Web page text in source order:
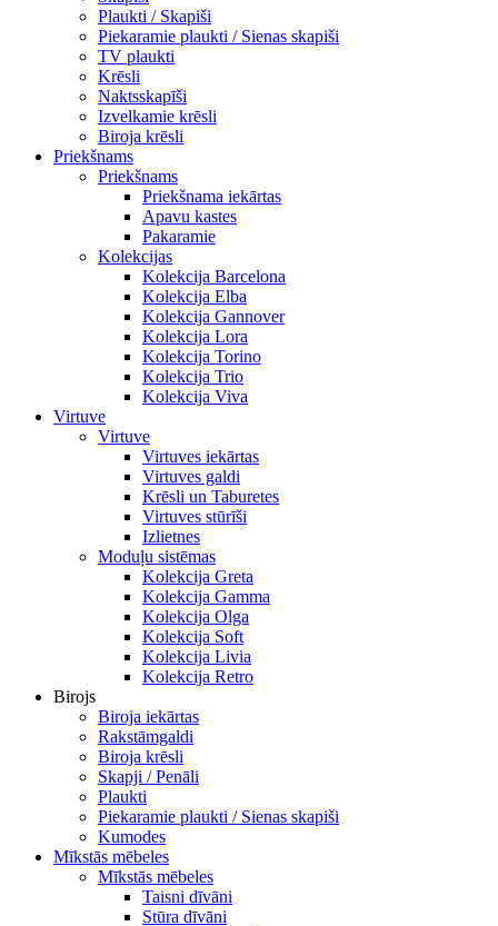
Plaukti / Skapiši
Piekaramie plaukti / Sienas skapiši
TV plaukti
Krēsli
Naktsskapīši
Izvelkamie krēsli
Biroja krēsli
Priekšnams
Priekšnams
Priekšnama iekārtas
Apavu kastes
Pakaramie
Kolekcijas
Kolekcija Barcelona
Kolekcija Elba
Kolekcija Gannover
Kolekcija Lora
Kolekcija Torino
Kolekcija Trio
Kolekcija Viva
Virtuve
Virtuve
Virtuves iekārtas
Virtuves galdi
Krēsli un Taburetes
Virtuves stūrīši
Izlietnes
Moduļu sistēmas
Kolekcija Greta
Kolekcija Gamma
Kolekcija Olga
Kolekcija Soft
Kolekcija Livia
Kolekcija Retro
Birojs
Biroja iekārtas
Rakstāmgaldi
Biroja krēsli
Skapji / Penāli
Plaukti
Piekaramie plaukti / Sienas skapiši
Kumodes
Mīkstās mēbeles
Mīkstās mēbeles
Taisni dīvāni
Stūra dīvāni